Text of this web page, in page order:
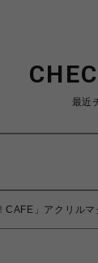
最近
CAFE」アクリル